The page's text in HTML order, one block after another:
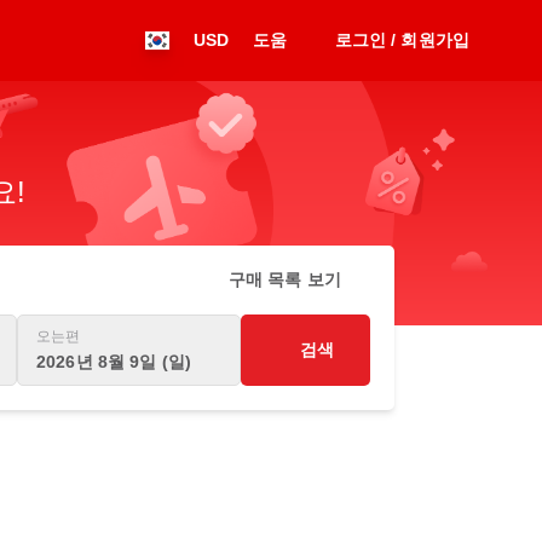
USD 도움 로그인 / 회원가입
!
구매 목록 보기
오는편
2026년 8월 9일 (일)
검색